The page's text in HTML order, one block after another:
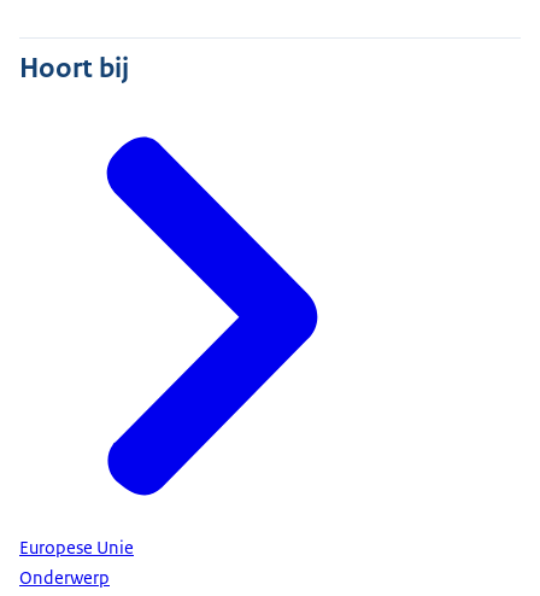
Hoort bij
Europese Unie
Onderwerp